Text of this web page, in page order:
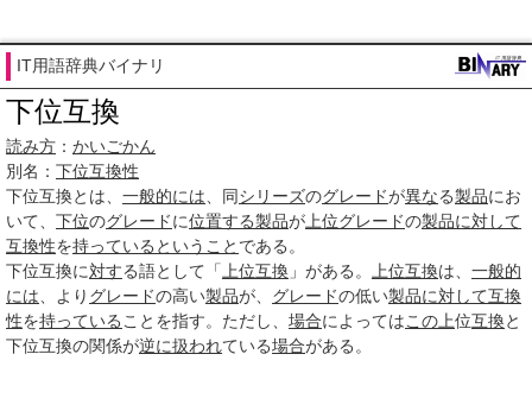
IT用語辞典バイナリ
下位互換
読み方 ： かいごかん
別名： 下位互換性
下位互換とは、 一般的には 、同シリーズのグレードが異なる製品にお
いて、 下位のグレードに位置する製品が 上位グレードの製品に対して
互換性を持っている ということ である。
下位互換に対する語として「 上位互換 」がある。 上位互換は、 一般的
には 、より グレードの高い製品が、 グレードの低い製品に対して互換
性を持っている ことを指す。ただし、 場合によってはこの上位互換と
下位互換の関係が逆に扱われている場合がある。